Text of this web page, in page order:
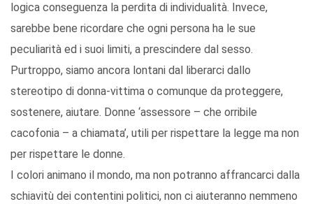
logica conseguenza la perdita di individualità. Invece,
sarebbe bene ricordare che ogni persona ha le sue
peculiarità ed i suoi limiti, a prescindere dal sesso.
Purtroppo, siamo ancora lontani dal liberarci dallo
stereotipo di donna-vittima o comunque da proteggere,
sostenere, aiutare. Donne ‘assessore – che orribile
cacofonia – a chiamata’, utili per rispettare la legge ma non
per rispettare le donne.
I colori animano il mondo, ma non potranno affrancarci dalla
schiavitù dei contentini politici, non ci aiuteranno nemmeno